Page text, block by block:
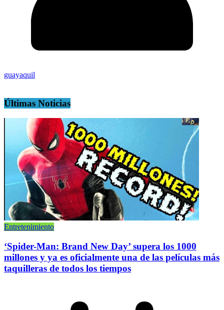
guayaquil
Últimas Noticias
Entretenimiento
‘Spider-Man: Brand New Day’ supera los 1000
millones y ya es oficialmente una de las películas más
taquilleras de todos los tiempos